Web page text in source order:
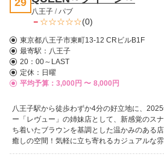
八王子 / パブ
－ (0)
東京都八王子市東町13-12 CRビルB1F
最寄駅： 八王子
20：00～LAST
定休：日曜
平均予算：3,000円 〜 8,000円
八王子駅から徒歩わずか4分の好立地に、
ー「レヴュー」の姉妹店として、新感覚のス
ち着いたブラウンを基調とした温かみのある
癒しの空間！気軽に立ち寄れるカジュアルな